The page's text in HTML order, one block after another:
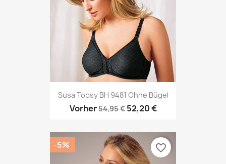
Susa Topsy BH 9481 Ohne Bügel
Vorher54,95 € 52,20 €
-5% favorite_border